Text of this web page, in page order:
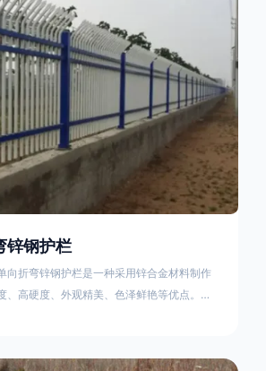
锌钢护栏
向折弯锌钢护栏是一种采用锌合金材料制作
、高硬度、外观精美、色泽鲜艳等优点。该
样能够避免护栏被人轻易拆卸；适合于大批